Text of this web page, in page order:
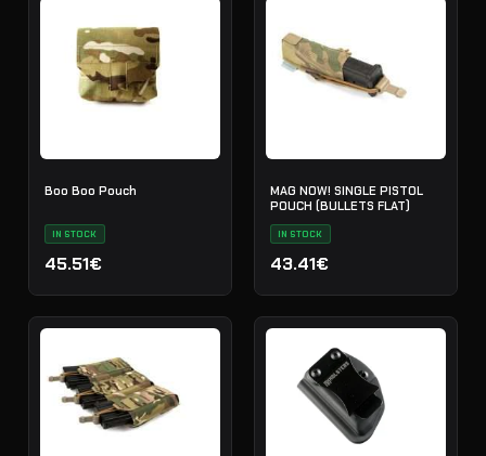
Boo Boo Pouch
IN STOCK
45.51€
MAG NOW! SINGLE PISTOL
POUCH (BULLETS FLAT)
IN STOCK
43.41€